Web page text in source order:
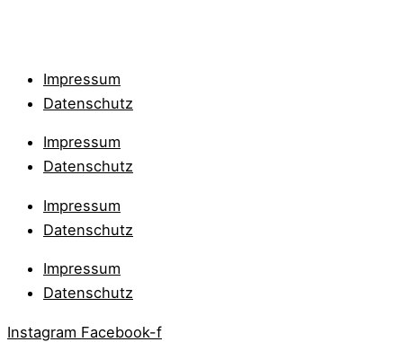
Impressum
Datenschutz
Impressum
Datenschutz
Impressum
Datenschutz
Impressum
Datenschutz
Instagram Facebook-f